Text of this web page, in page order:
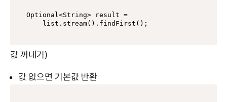
Optional<String> result =
값 꺼내기)
값 없으면 기본값 반환